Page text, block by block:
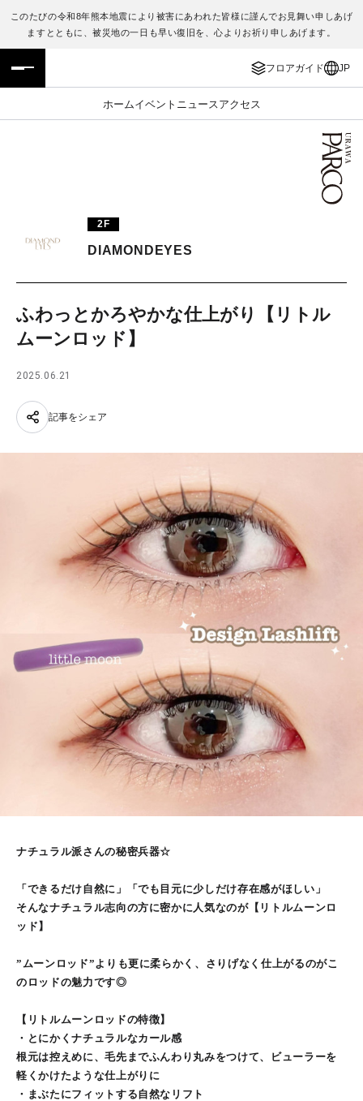
このたびの令和8年熊本地震により被害にあわれた皆様に謹んでお見舞い申しあげ
ますとともに、被災地の一日も早い復旧を、心よりお祈り申しあげます。
フロアガイド JP
ホームイベント ニュース アクセス
フロアガイド
施設案内・アクセス
TAX FREE
JP
ENGLISH
繁体字
日本語
2F
DIAMONDEYES
ふわっとかろやかな仕上がり【リトル
ムーンロッド】
2025.06.21
記事をシェア
ナチュラル派さんの秘密兵器☆
「できるだけ自然に」「でも目元に少しだけ存在感がほしい」
そんなナチュラル志向の方に密かに人気なのが【リトルムーンロ
ッド】
”ムーンロッド”よりも更に柔らかく、さりげなく仕上がるのがこ
のロッドの魅力です◎
【リトルムーンロッドの特徴】
・とにかくナチュラルなカール感
根元は控えめに、毛先までふんわり丸みをつけて、ビューラーを
軽くかけたような仕上がりに
・まぶたにフィットする自然なリフト